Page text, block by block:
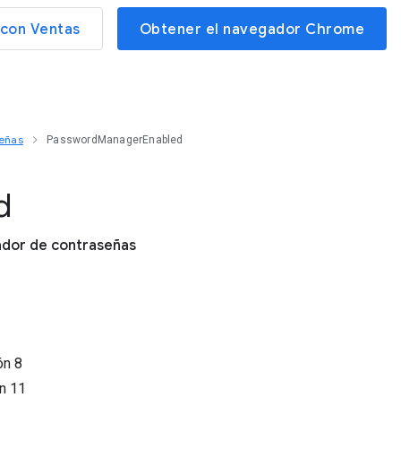
Ventas Obtener el navegador Chrome
PasswordManagerEnabled
de contraseñas
8
11